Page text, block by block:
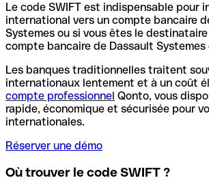
Le code SWIFT est indispensable pour
international vers un compte bancaire
Systemes ou si vous êtes le
compte bancaire de Dassault Systemes
Les banques traditionnelles traitent
internationaux lentement et à un coût
compte professionnel Qonto, vous
rapide, économique et sécurisée pour
internationales.
Réserver une démo
Où trouver le code SWIFT ?